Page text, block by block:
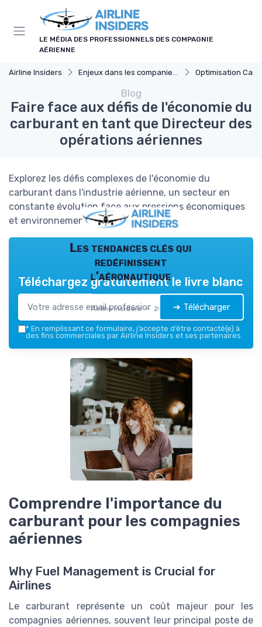
LE MÉDIA DES PROFESSIONNELS DES COMPAGNIE
AÉRIENNE
Airline Insiders Enjeux dans les companies d'aviation Optimisation
Blog
Faire face aux défis de l'économie du
carburant en tant que Directeur des
opérations aériennes
Explorez les défis complexes de l'économie du
carburant dans l'industrie aérienne, un secteur en
constante évolution face aux pressions économiques
et environnementales.
Les tendances clés qui
redéfinissent
l’aéronautique
Airline Insiders — 2026
Téléchargez gratuitement le livre blanc
➔ Télécharger
* En remplissant ce formulaire, j’accepte d’être contacté(e) à
des fins commerciales par Airline Insiders et ses partenaires.
Comprendre l'importance du
carburant pour les compagnies
aériennes
Why Fuel Management is Crucial for
Airlines
Le carburant représente un coût majeur pour les
compagnies aériennes, souvent leur principal poste de
Panneau de gestion des cookies